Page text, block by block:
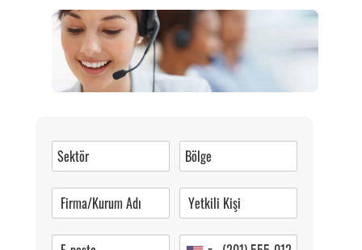
0 (216) 462 49 34
Pazartesi-Cumartesi 09.00-20.00